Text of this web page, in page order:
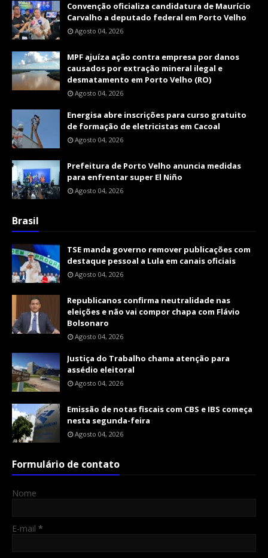
Convenção oficializa candidatura de Maurício
Carvalho a deputado federal em Porto Velho
Agosto 04, 2026
MPF ajuíza ação contra empresa por danos
causados por extração mineral ilegal e
desmatamento em Porto Velho (RO)
Agosto 04, 2026
Energisa abre inscrições para curso gratuito
de formação de eletricistas em Cacoal
Agosto 04, 2026
Prefeitura de Porto Velho anuncia medidas
para enfrentar super El Niño
Agosto 04, 2026
Brasil
TSE manda governo remover publicações com
destaque pessoal a Lula em canais oficiais
Agosto 04, 2026
Republicanos confirma neutralidade nas
eleições e não vai compor chapa com Flávio
Bolsonaro
Agosto 04, 2026
Justiça do Trabalho chama atenção para
assédio eleitoral
Agosto 04, 2026
Emissão de notas fiscais com CBS e IBS começa
nesta segunda-feira
Agosto 04, 2026
Formulário de contato
Nome
E-mail *